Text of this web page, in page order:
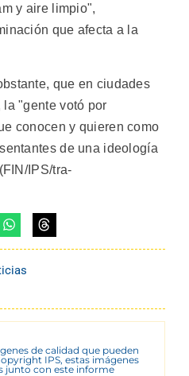
y aire limpio",
que afecta a la
que en ciudades
la "gente votó por
conocen y quieren como
de una ideología
IPS/tra-
de calidad que pueden
IPS, estas imágenes
junto con este informe